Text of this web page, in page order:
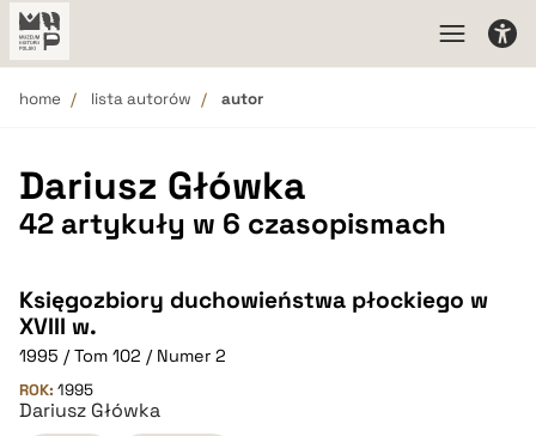
home lista autorów autor
Dariusz Główka
42 artykuły w 6 czasopismach
Księgozbiory duchowieństwa płockiego w
XVIII w.
1995 / Tom 102 / Numer 2
ROK: 1995
Dariusz Główka